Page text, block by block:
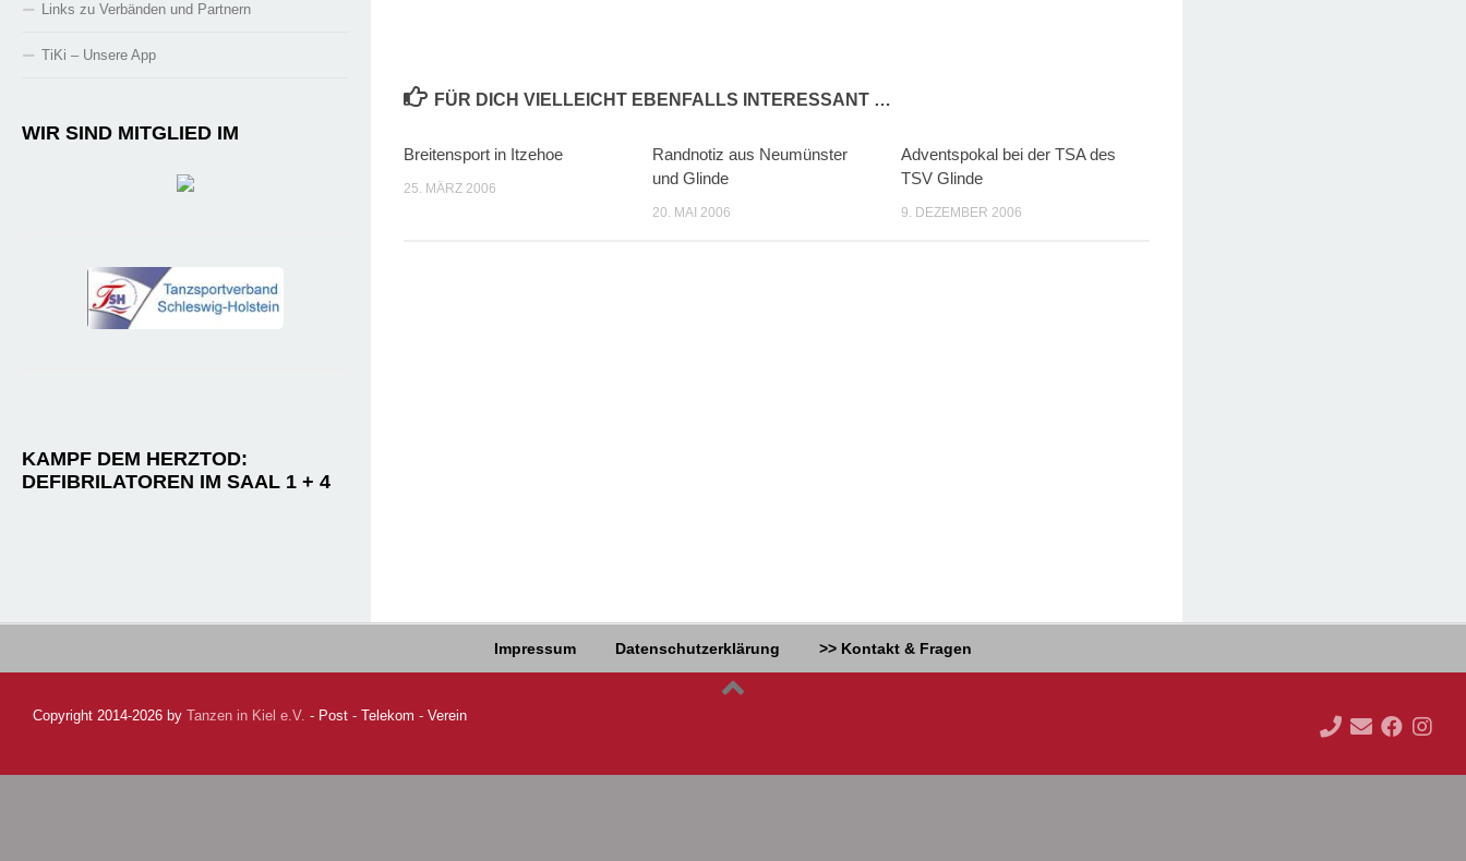
FÜR DICH VIELLEICHT EBENFALLS INTERESSANT …
Breitensport in Itzehoe
25. MÄRZ 2006
Randnotiz aus Neumünster
und Glinde
20. MAI 2006
Adventspokal bei der TSA des
TSV Glinde
9. DEZEMBER 2006
Links zu Verbänden und Partnern
TiKi – Unsere App
WIR SIND MITGLIED IM
KAMPF DEM HERZTOD:
DEFIBRILATOREN IM SAAL 1 + 4
Impressum Datenschutzerklärung >> Kontakt & Fragen
Copyright 2014-2026 by Tanzen in Kiel e.V. - Post - Telekom - Verein